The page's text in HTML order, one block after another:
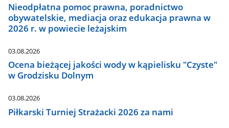
Nieodpłatna pomoc prawna, poradnictwo
obywatelskie, mediacja oraz edukacja prawna w
2026 r. w powiecie leżajskim
03.08.2026
Ocena bieżącej jakości wody w kąpielisku "Czyste"
w Grodzisku Dolnym
03.08.2026
Piłkarski Turniej Strażacki 2026 za nami